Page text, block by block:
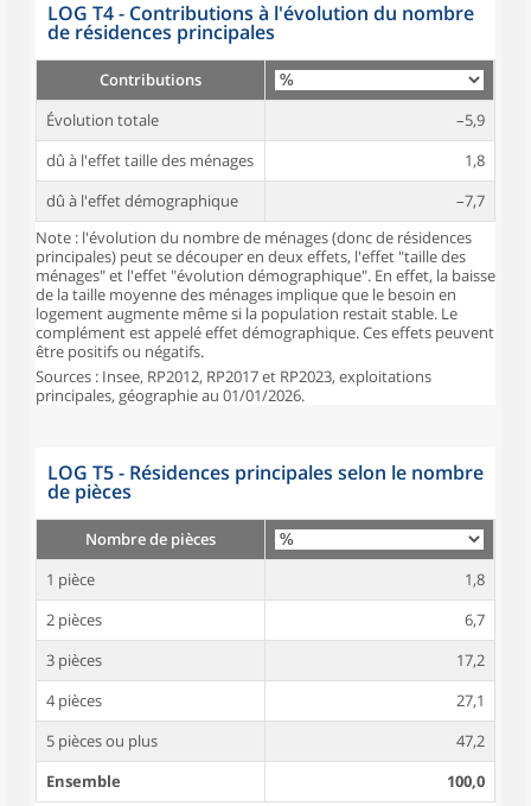
LOG T4 - Contributions à l'évolution du nombre
de résidences principales
Contributions
Évolution totale
–5,9
dû à l'effet taille des ménages
1,8
dû à l'effet démographique
–7,7
Note : l'évolution du nombre de ménages (donc de résidences
principales) peut se découper en deux effets, l'effet "taille des
ménages" et l'effet "évolution démographique". En effet, la baisse
de la taille moyenne des ménages implique que le besoin en
logement augmente même si la population restait stable. Le
complément est appelé effet démographique. Ces effets peuvent
être positifs ou négatifs.
Sources : Insee, RP2012, RP2017 et RP2023, exploitations
principales, géographie au 01/01/2026.
LOG T5 - Résidences principales selon le nombre
de pièces
Nombre de pièces
1 pièce
1,8
2 pièces
6,7
3 pièces
17,2
4 pièces
27,1
5 pièces ou plus
47,2
Ensemble
100,0